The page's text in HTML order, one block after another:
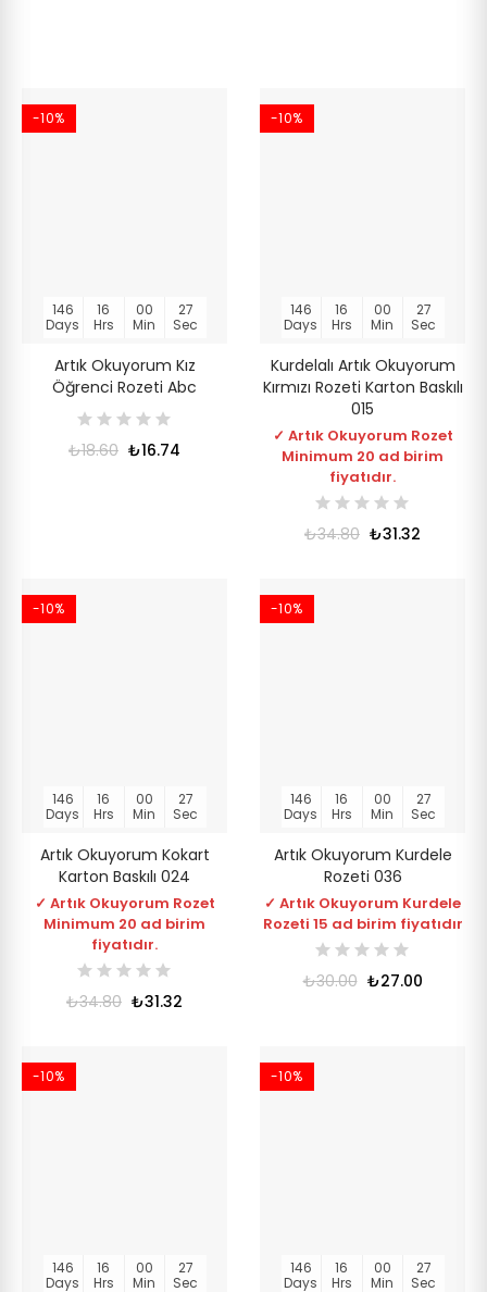
-10%
146
Days
16
Hrs
00
Min
27
Sec
Artık Okuyorum Kız
Öğrenci Rozeti Abc
₺18.60 ₺16.74
-10%
146
Days
16
Hrs
00
Min
27
Sec
Kurdelalı Artık Okuyorum
Kırmızı Rozeti Karton Baskılı
015
✓ Artık Okuyorum Rozet
Minimum 20 ad birim
fiyatıdır.
₺34.80 ₺31.32
-10%
146
Days
16
Hrs
00
Min
27
Sec
Artık Okuyorum Kokart
Karton Baskılı 024
✓ Artık Okuyorum Rozet
Minimum 20 ad birim
fiyatıdır.
₺34.80 ₺31.32
-10%
146
Days
16
Hrs
00
Min
27
Sec
Artık Okuyorum Kurdele
Rozeti 036
✓ Artık Okuyorum Kurdele
Rozeti 15 ad birim fiyatıdır
₺30.00 ₺27.00
-10%
146
Days
16
Hrs
00
Min
27
Sec
-10%
146
Days
16
Hrs
00
Min
27
Sec